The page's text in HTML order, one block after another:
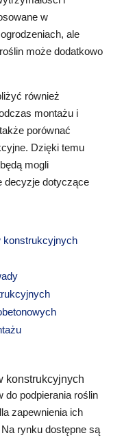
w
ale
może dodatkowo
również
montażu i
porównać
Dzięki temu
mogli
decyzje dotyczące
konstrukcyjnych
konstrukcyjnych
do podpierania roślin
zapewnienia ich
rynku dostępne są